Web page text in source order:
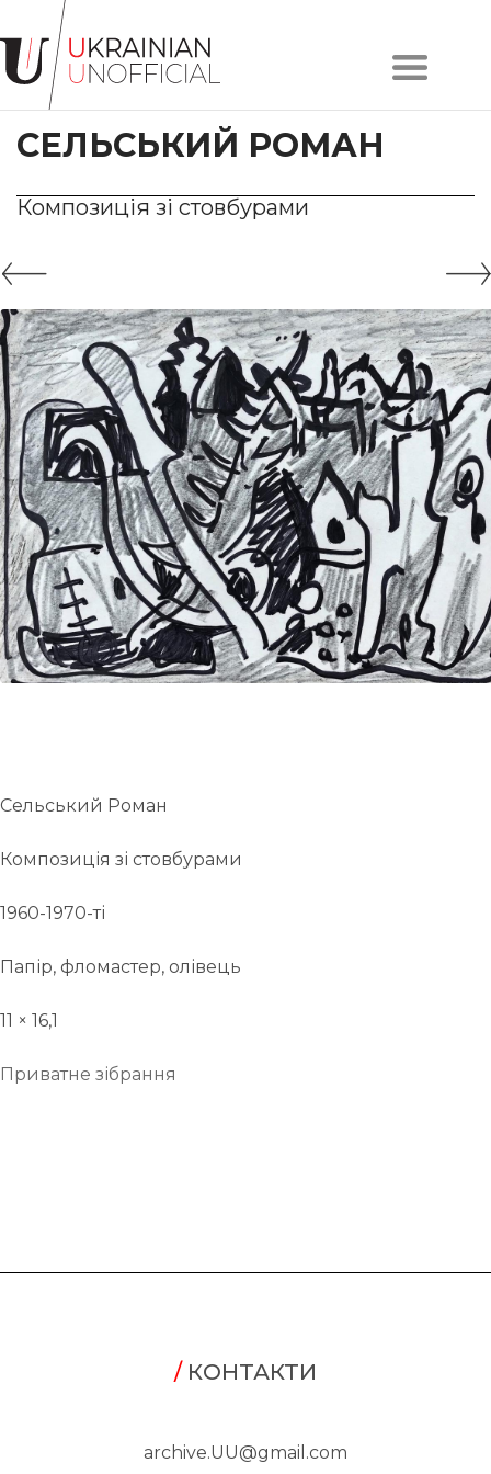
Головна
Про
проєкт
Художники
Твори
Контакти
#KYIV
#LVIV
UA
ENG
СЕЛЬСЬКИЙ РОМАН
Композиція зі стовбурами
Сельський Роман
Композиція зі стовбурами
1960-1970-ті
Папір, фломастер, олівець
11 × 16,1
Приватне зібрання
/ КОНТАКТИ
archive.UU@gmail.com